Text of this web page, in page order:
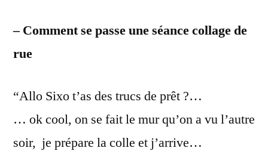
– Comment se passe une séance collage de
rue
“Allo Sixo t’as des trucs de prêt ?…
… ok cool, on se fait le mur qu’on a vu l’autre
soir, je prépare la colle et j’arrive…